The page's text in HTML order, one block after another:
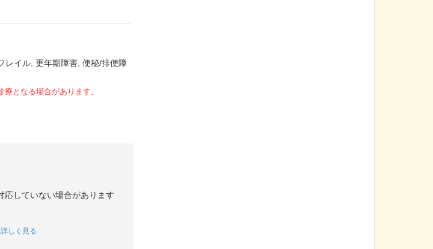
レイル 更年期障害 便秘/排便障
となる場合があります。
応していない場合があります
詳しく見る